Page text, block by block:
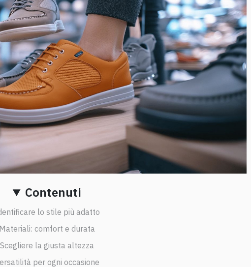
Contenuti
lo stile più adatto
Materiali: comfort e durata
Scegliere la giusta altezza
per ogni occasione